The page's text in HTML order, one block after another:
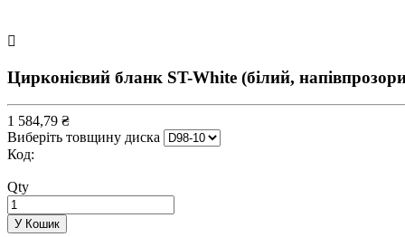

Цирконієвий бланк ST-White (білий,
1 584,79 ₴
Виберіть товщину диска
Код:
Qty
У Кошик